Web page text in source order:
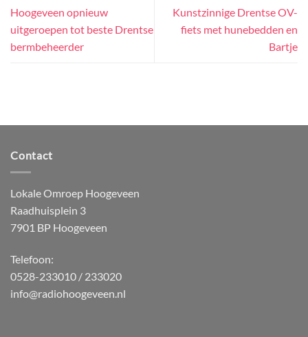
Hoogeveen opnieuw
uitgeroepen tot beste Drentse
bermbeheerder
Kunstzinnige Drentse OV-
fiets met hunebedden en
Bartje
Contact
Lokale Omroep Hoogeveen
Raadhuisplein 3
7901 BP Hoogeveen
Telefoon:
0528-233010 / 233020
info@radiohoogeveen.nl